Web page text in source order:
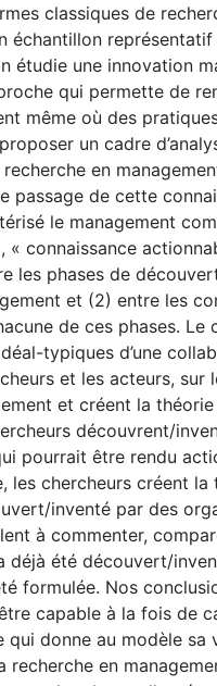
classiques de
échantillon
étudie une innovation
qui permette de
même où des
un cadre
en
passage de cette
le management
« connaissance
les phases de
et (2) entre les
de ces phases.
typiques d’une
et les acteurs,
et créent la
découvrent/
pourrait être rendu
les chercheurs créent
inventé par des
à commenter,
déjà été découvert/
formulée. Nos
capable à la fois de
qui donne au modèle sa
recherche en